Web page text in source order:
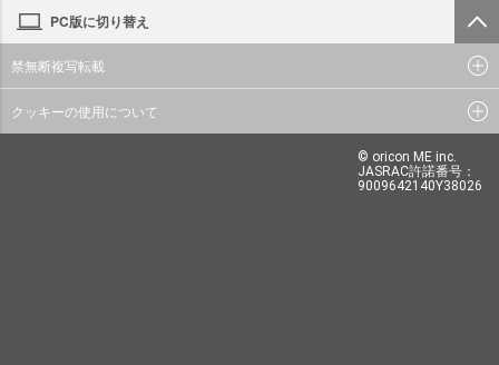
PC版に切り替え
禁無断複写転載
クッキーの使用について
© oricon ME inc.
JASRAC許諾番号：
9009642140Y38026